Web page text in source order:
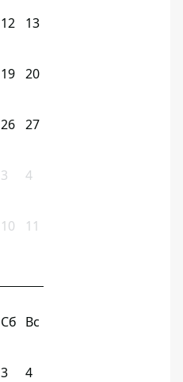
12 13
19 20
26 27
3 4
10 11
Сб Вс
3 4